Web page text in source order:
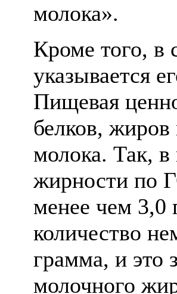
молока».
Кроме того, в
указывается
Пищевая
белков, жиров
молока. Так, в
жирности по
менее чем 3,0
количество
грамма, и это
молочного